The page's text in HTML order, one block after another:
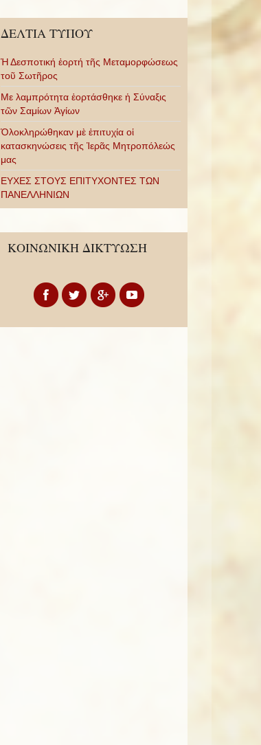
ΔΕΛΤΙΑ ΤΥΠΟΥ
Ἡ Δεσποτική ἑορτή τῆς Μεταμορφώσεως
τοῦ Σωτῆρος
Με λαμπρότητα ἑορτάσθηκε ἡ Σύναξις
τῶν Σαμίων Ἁγίων
Ὁλοκληρώθηκαν μὲ ἐπιτυχία οἱ
κατασκηνώσεις τῆς Ἱερᾶς Μητροπόλεώς
μας
ΕΥΧΕΣ ΣΤΟΥΣ ΕΠΙΤΥΧΟΝΤΕΣ ΤΩΝ
ΠΑΝΕΛΛΗΝΙΩΝ
ΚΟΙΝΩΝΙΚΗ ΔΙΚΤΥΩΣΗ